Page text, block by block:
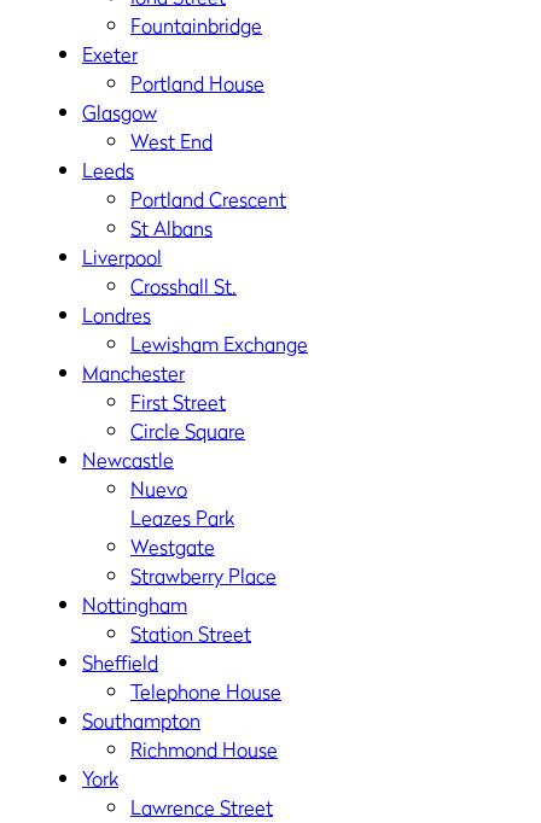
Fountainbridge
Exeter
Portland House
Glasgow
West End
Leeds
Portland Crescent
St Albans
Liverpool
Crosshall St.
Londres
Lewisham Exchange
Manchester
First Street
Circle Square
Newcastle
Nuevo
Leazes Park
Westgate
Strawberry Place
Nottingham
Station Street
Sheffield
Telephone House
Southampton
Richmond House
York
Lawrence Street